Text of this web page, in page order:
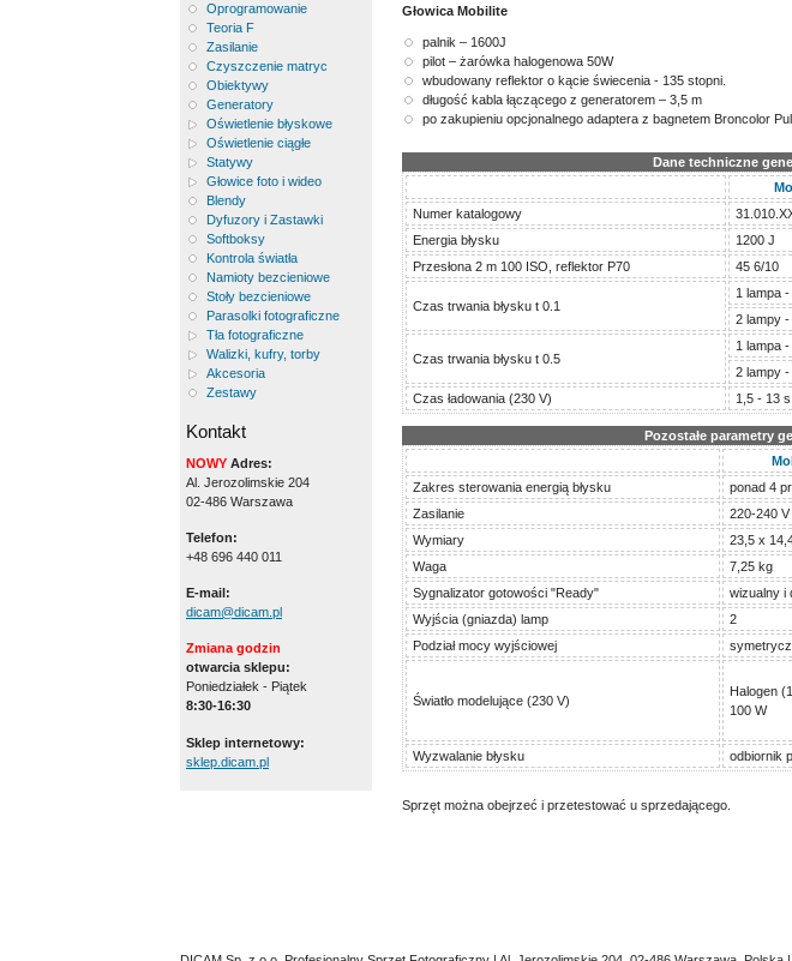
Oprogramowanie
Teoria F
Zasilanie
Czyszczenie matryc
Obiektywy
Generatory
Oświetlenie błyskowe
Oświetlenie ciągłe
Statywy
Głowice foto i wideo
Blendy
Dyfuzory i Zastawki
Softboksy
Kontrola światła
Namioty bezcieniowe
Stoły bezcieniowe
Parasolki fotograficzne
Tła fotograficzne
Walizki, kufry, torby
Akcesoria
Zestawy
Kontakt
NOWY Adres:
Al. Jerozolimskie 204
02-486 Warszawa
Telefon:
+48 696 440 011
E-mail:
dicam@dicam.pl
Zmiana godzin
otwarcia sklepu:
Poniedziałek - Piątek
8:30-16:30
Sklep internetowy:
sklep.dicam.pl
Głowica Mobilite
palnik – 1600J
pilot – żarówka halogenowa 50W
wbudowany reflektor o kącie świecenia - 135 stopni.
długość kabla łączącego z generatorem – 3,5 m
po zakupieniu opcjonalnego adaptera z bagnetem Broncolor
Dane techniczne
Numer katalogowy
Energia błysku
1200 J
Przesłona 2 m 100 ISO, reflektor P70
45 6/10
Czas trwania błysku t 0.1
1 lampa
2 lampy -
Czas trwania błysku t 0.5
1 lampa
2 lampy -
Czas ładowania (230 V)
1,5 - 13 s
Pozostałe parametry
Zakres sterowania energią błysku
ponad 4
Zasilanie
220-240
Wymiary
23,5 x
Waga
7,25 kg
Sygnalizator gotowości "Ready"
wizualny i
Wyjścia (gniazda) lamp
2
Podział mocy wyjściowej
Światło modelujące (230 V)
Halogen
100 W
Wyzwalanie błysku
odbiornik
Sprzęt można obejrzeć i przetestować u sprzedającego.